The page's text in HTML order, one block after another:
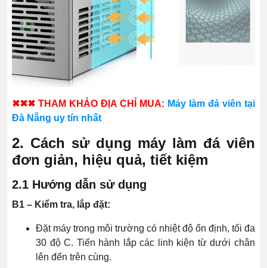
✖✖✖ THAM KHẢO ĐỊA CHỈ MUA: Máy làm đá viên tại
Đà Nẵng uy tín nhất
2. Cách sử dụng máy làm đá viên
đơn giản, hiệu quả, tiết kiệm
2.1 Hướng dẫn sử dụng
B1 – Kiểm tra, lắp đặt:
Đặt máy trong môi trường có nhiệt độ ổn định, tối đa
30 độ C. Tiến hành lắp các linh kiện từ dưới chân
lên đến trên cùng.